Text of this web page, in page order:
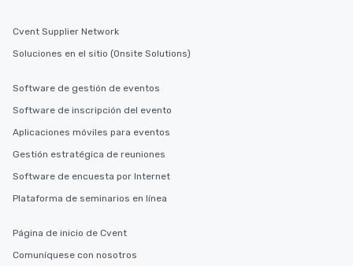
Cvent Supplier Network
Soluciones en el sitio (Onsite Solutions)
Software de gestión de eventos
Software de inscripción del evento
Aplicaciones móviles para eventos
Gestión estratégica de reuniones
Software de encuesta por Internet
Plataforma de seminarios en línea
Página de inicio de Cvent
Comuníquese con nosotros